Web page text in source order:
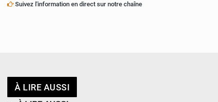
Suivez l'information en direct sur notre chaîne
À LIRE AUSSI